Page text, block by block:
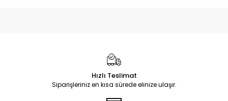
Hızlı Teslimat
Siparişleriniz en kısa sürede elinize ulaşır.